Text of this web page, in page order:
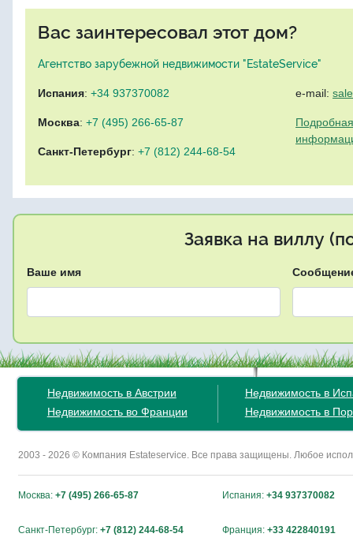
Вас заинтересовал этот дом?
Агентство зарубежной недвижимости "EstateService"
Испания: +34 937370082
Москва: +7 (495) 266-65-87
Санкт-Петербург: +7 (812) 244-68-54
e-mail:
Заявка на виллу
Ваше имя
Недвижимость в Австрии
Недвижимость во Франции
Недвижимость в
Недвижимость в
2003 - 2026 © Компания Estateservice. Все права защищены. Любое
Москва: +7 (495) 266-65-87 Испания: +34 937370082
Санкт-Петербург: +7 (812) 244-68-54 Франция: +33 422840191